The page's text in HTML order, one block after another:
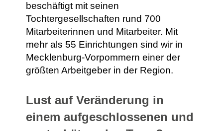
beschäftigt mit seinen
Tochtergesellschaften rund 700
Mitarbeiterinnen und Mitarbeiter. Mit
mehr als 55 Einrichtungen sind wir in
Mecklenburg-Vorpommern einer der
größten Arbeitgeber in der Region.
Lust auf Veränderung in
einem aufgeschlossenen und